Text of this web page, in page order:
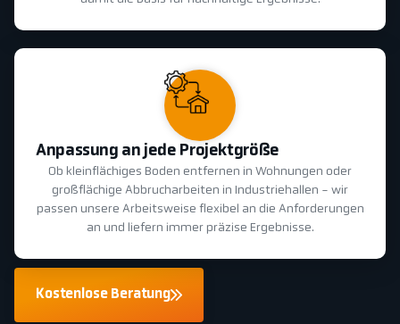
Anpassung an jede Projektgröße
Ob kleinflächiges Boden entfernen in Wohnungen oder
großflächige Abbrucharbeiten in Industriehallen - wir
passen unsere Arbeitsweise flexibel an die Anforderungen
an und liefern immer präzise Ergebnisse.
Kostenlose Beratung